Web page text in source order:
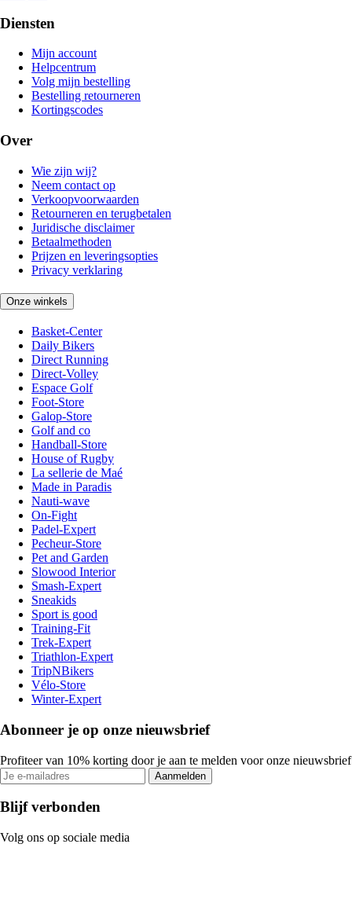
Diensten
Mijn account
Helpcentrum
Volg mijn bestelling
Bestelling retourneren
Kortingscodes
Over
Wie zijn wij?
Neem contact op
Verkoopvoorwaarden
Retourneren en terugbetalen
Juridische disclaimer
Betaalmethoden
Prijzen en leveringsopties
Privacy verklaring
Onze winkels
Basket-Center
Daily Bikers
Direct Running
Direct-Volley
Espace Golf
Foot-Store
Galop-Store
Golf and co
Handball-Store
House of Rugby
La sellerie de Maé
Made in Paradis
Nauti-wave
On-Fight
Padel-Expert
Pecheur-Store
Pet and Garden
Slowood Interior
Smash-Expert
Sneakids
Sport is good
Training-Fit
Trek-Expert
Triathlon-Expert
TripNBikers
Vélo-Store
Winter-Expert
Abonneer je op onze nieuwsbrief
Profiteer van 10% korting door je aan te melden voor onze nieuwsbrief
Aanmelden
Blijf verbonden
Volg ons op sociale media